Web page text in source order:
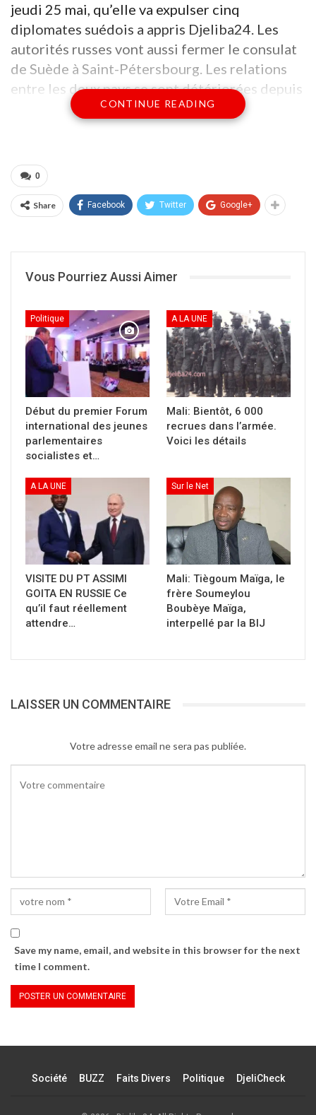
jeudi 25 mai, qu’elle va expulser cinq
diplomates suédois a appris Djeliba24. Les
autorités russes vont aussi fermer le consulat
de Suède à Saint-Pétersbourg. Les relations
entre les deux pays se sont détériorées depuis
Suède
a annoncé l’année dernière son
intention de rejoindre l’OTANà la suite de
Partager :
Cliquer
pour
CONTINUE READING
0
Share Facebook Twitter Google+
Vous Pourriez Aussi Aimer
Politique
Début du premier Forum
international des jeunes
parlementaires
socialistes et…
A LA UNE
Mali: Bientôt, 6 000
recrues dans l’armée.
Voici les détails
A LA UNE
VISITE DU PT ASSIMI
GOITA EN RUSSIE Ce
qu’il faut réellement
attendre…
Sur le Net
Mali: Tiègoum Maïga, le
frère Soumeylou
Boubèye Maïga,
interpellé par la BIJ
LAISSER UN COMMENTAIRE
Votre adresse email ne sera pas publiée.
Save my name, email, and website in this browser for the next
time I comment.
Société BUZZ Faits Divers Politique DjeliCheck